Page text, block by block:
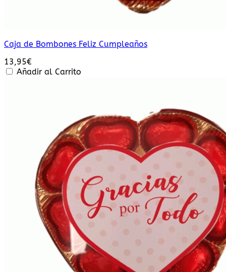
Caja de Bombones Feliz Cumpleaños
13,95€
Añadir al Carrito